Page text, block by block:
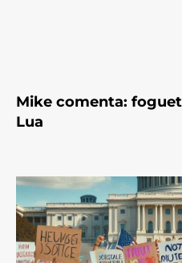
Mike comenta:
Lua